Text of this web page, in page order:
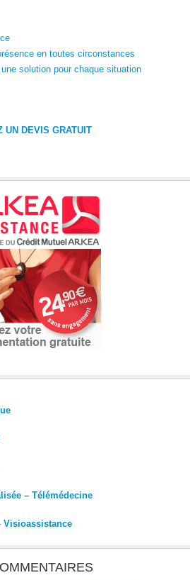
en toutes circonstances
solution pour chaque situation
UN DEVIS GRATUIT
– Télémédecine
Visioassistance